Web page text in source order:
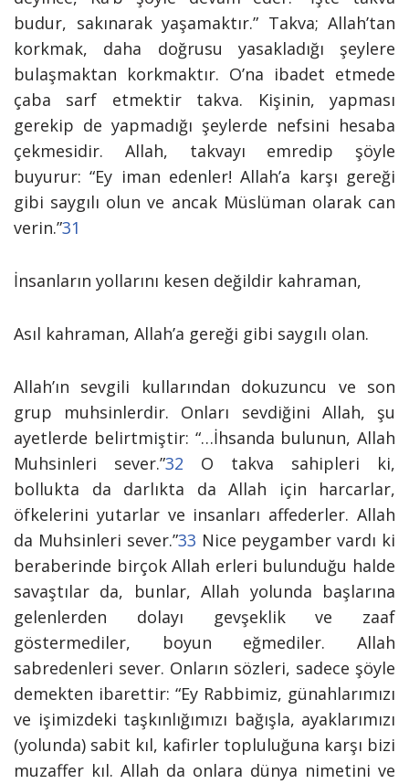
budur, sakınarak yaşamaktır.” Takva; Allah’tan
korkmak, daha doğrusu yasakladığı şeylere
bulaşmaktan korkmaktır. O’na ibadet etmede
çaba sarf etmektir takva. Kişinin, yapması
gerekip de yapmadığı şeylerde nefsini hesaba
çekmesidir. Allah, takvayı emredip şöyle
buyurur:“Ey iman edenler! Allah’a karşı gereği
gibi saygılı olun ve ancak Müslüman olarak can
verin.”31
İnsanların yollarını kesen değildir kahraman,
Asıl kahraman, Allah’a gereği gibi saygılı olan.
Allah’ın sevgili kullarından dokuzuncu ve son
grup muhsinlerdir. Onları sevdiğini Allah, şu
ayetlerde belirtmiştir: “…İhsanda bulunun, Allah
Muhsinleri sever.”32
O takva sahipleri ki,
bollukta da darlıkta da Allah için harcarlar,
öfkelerini yutarlar ve insanları affederler. Allah
da Muhsinleri sever.”33 Nice peygamber vardı ki
beraberinde birçok Allah erleri bulunduğu halde
savaştılar da, bunlar, Allah yolunda başlarına
gelenlerden dolayı gevşeklik ve zaaf
göstermediler, boyun eğmediler. Allah
sabredenleri sever. Onların sözleri, sadece şöyle
demekten ibarettir: “Ey Rabbimiz, günahlarımızı
ve işimizdeki taşkınlığımızı bağışla, ayaklarımızı
(yolunda) sabit kıl, kafirler topluluğuna karşı bizi
muzaffer kıl. Allah da onlara dünya nimetini ve